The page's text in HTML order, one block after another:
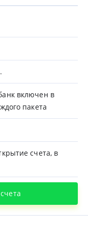
включен в
пакета
счета, в